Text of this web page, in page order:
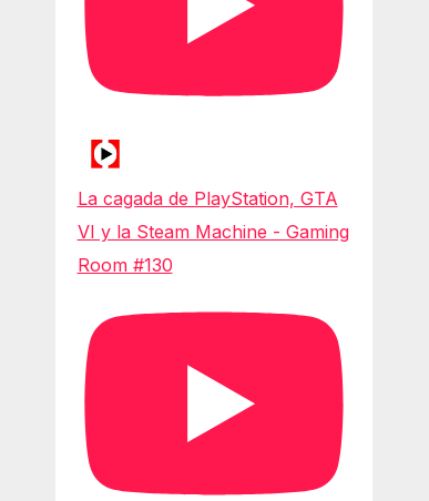
La cagada de PlayStation, GTA
VI y la Steam Machine - Gaming
Room #130